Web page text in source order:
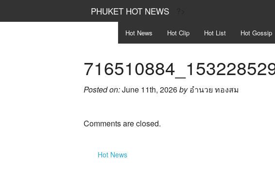
PHUKET HOT NEWS
Hot News Hot Clip Hot List Hot Gossip
Posted on:June 11th, 2026byอำนวย ทองสม
Comments are closed.
Hot News